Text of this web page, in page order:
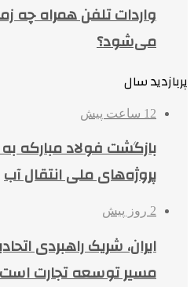
واردات تلفن همراه چه
می‌شود؟
پربازدید سال
12 ساعت پیش
بازگشت فولاد مبارکه
پروژه‌های ملی انتقال آب
2 روز پیش
ایران، شریک راهبردی
مسیر توسعه تجارت است